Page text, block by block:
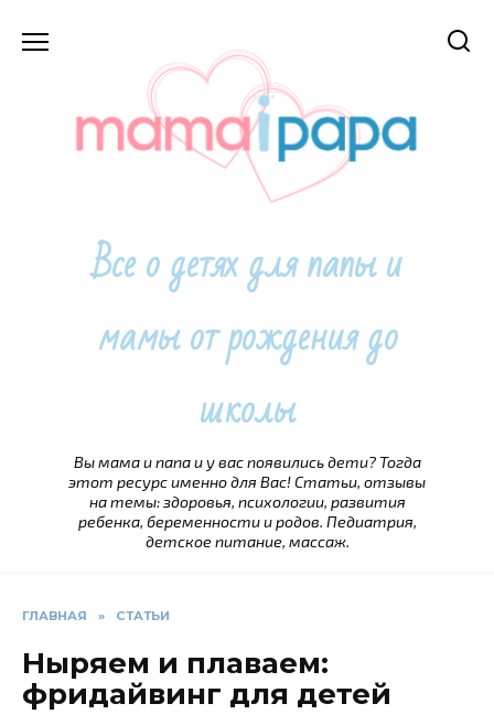
Все о детях для папы и
мамы от рождения до
школы
Вы мама и папа и у вас появились дети? Тогда
этот ресурс именно для Вас! Статьи, отзывы
на темы: здоровья, психологии, развития
ребенка, беременности и родов. Педиатрия,
детское питание, массаж.
ГЛАВНАЯ » СТАТЬИ
Ныряем и плаваем:
фридайвинг для детей